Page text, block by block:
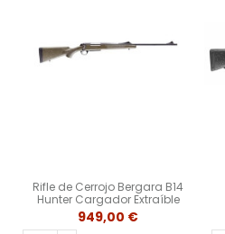
Rifle de Cerrojo Bergara B14
Hunter Cargador Extraíble
949,00 €